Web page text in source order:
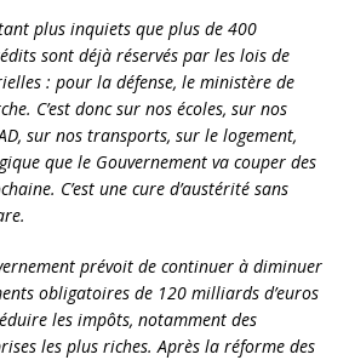
plus inquiets que plus de 400
sont déjà réservés par les lois de
: pour la défense, le ministère de
C’est donc sur nos écoles, sur nos
sur nos transports, sur le logement,
que le Gouvernement va couper des
C’est une cure d’austérité sans
prévoit de continuer à diminuer
obligatoires de 120 milliards d’euros
les impôts, notamment des
les plus riches. Après la réforme des